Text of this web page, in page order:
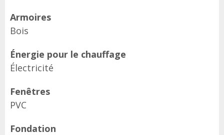
Armoires
Bois
Énergie pour le chauffage
Électricité
Fenêtres
PVC
Fondation